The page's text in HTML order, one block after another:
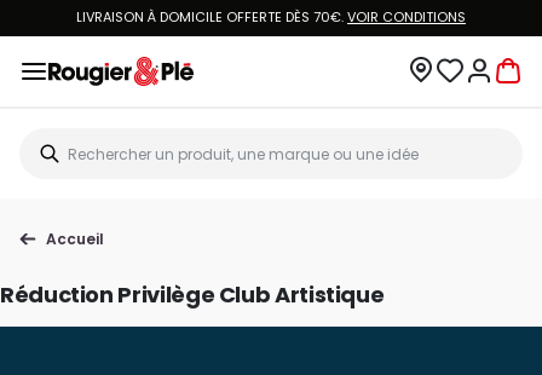
LIVRAISON À DOMICILE OFFERTE DÈS 70€.VOIR CONDITIONS
Accueil
Réduction Privilège Club Artistique